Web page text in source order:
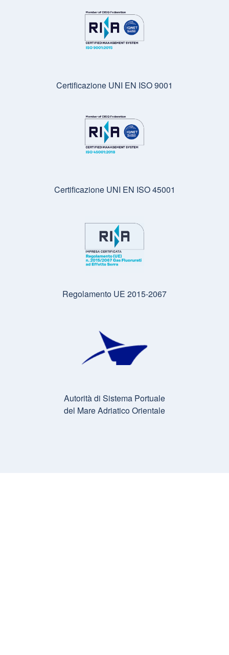
Certificazione UNI EN ISO 9001
Certificazione UNI EN ISO 45001
Regolamento UE 2015-2067
Autorità di Sistema Portuale
del Mare Adriatico Orientale